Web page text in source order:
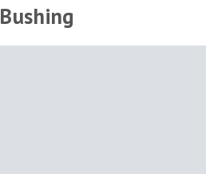
Bushing